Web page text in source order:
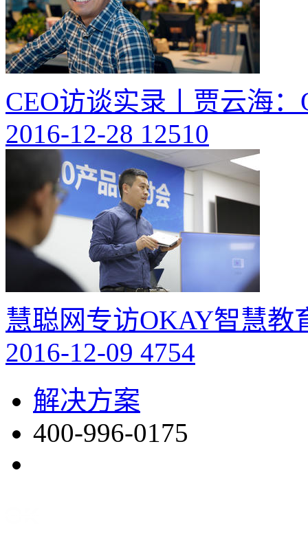
CEO访谈实录丨贾云海
2016-12-28 12510
慧聪网专访OKAY智慧教
2016-12-09 4754
解决方案
400-996-0175